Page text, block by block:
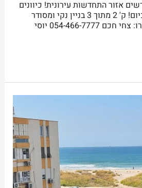
חדשים אזור התחדשות עירונית! כיוונים
מזרח ומערב מושכרת כיום! ק' 2 מתוך 3 בניין נקי ומסודר
לפרטים נוספים התקשרו: צחי חכם 054-466-7777 יוסי